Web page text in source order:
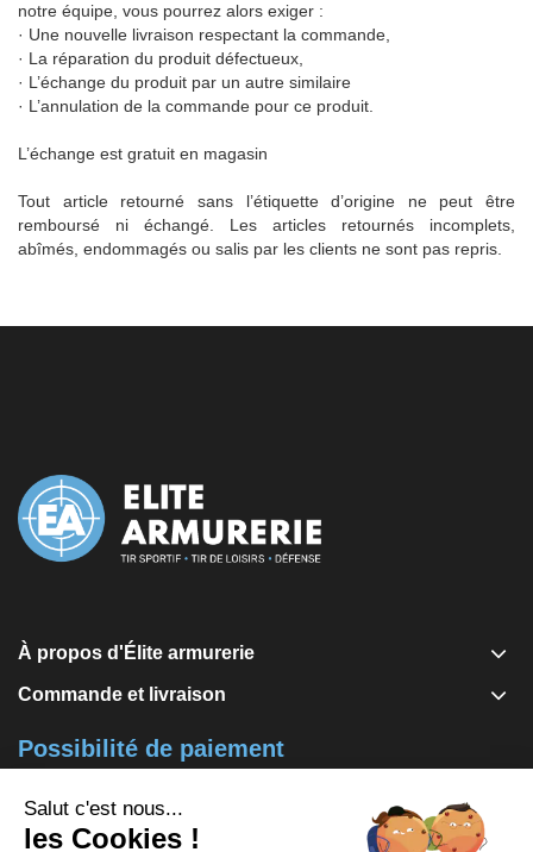
notre équipe, vous pourrez alors exiger :
· Une nouvelle livraison respectant la commande,
· La réparation du produit défectueux,
· L’échange du produit par un autre similaire
· L’annulation de la commande pour ce produit.
L’échange est gratuit en magasin
Tout article retourné sans l’étiquette d’origine ne peut être
remboursé ni échangé. Les articles retournés incomplets,
abîmés, endommagés ou salis par les clients ne sont pas repris.
À propos d'Élite armurerie
Commande et livraison
Possibilité de paiement
Via notre banque "Société Générale" par SogEcommerce ou